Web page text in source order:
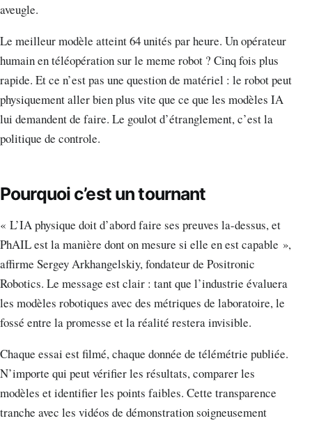
aveugle.
Le meilleur modèle atteint 64 unités par heure. Un opérateur
humain en téléopération sur le meme robot ? Cinq fois plus
rapide. Et ce n’est pas une question de matériel : le robot peut
physiquement aller bien plus vite que ce que les modèles IA
lui demandent de faire. Le goulot d’étranglement, c’est la
politique de controle.
Pourquoi c’est un tournant
« L’IA physique doit d’abord faire ses preuves la-dessus, et
PhAIL est la manière dont on mesure si elle en est capable »,
affirme Sergey Arkhangelskiy, fondateur de Positronic
Robotics. Le message est clair : tant que l’industrie évaluera
les modèles robotiques avec des métriques de laboratoire, le
fossé entre la promesse et la réalité restera invisible.
Chaque essai est filmé, chaque donnée de télémétrie publiée.
N’importe qui peut vérifier les résultats, comparer les
modèles et identifier les points faibles. Cette transparence
tranche avec les vidéos de démonstration soigneusement